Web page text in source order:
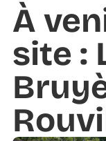
À
site :